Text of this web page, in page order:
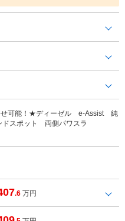
せ可能！★ディーゼル e-Assist 純
スポット 両側パワスラ
.6 万円